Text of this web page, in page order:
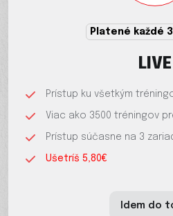
Platené každé
LIVE
Prístup ku všetkým
Viac ako 3500 tréningov
Prístup súčasne na 3
Ušetríš 5,80€
Idem do